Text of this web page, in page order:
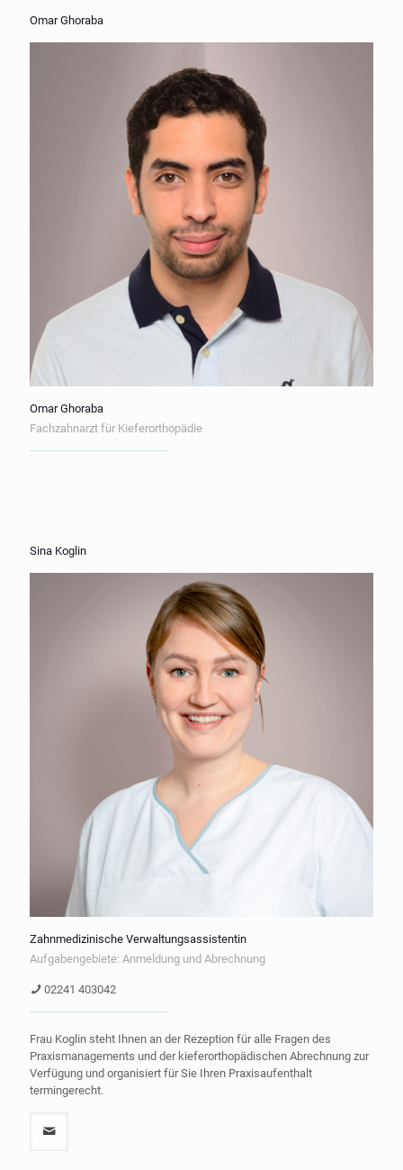
Omar Ghoraba
Omar Ghoraba
Fachzahnarzt für Kieferorthopädie
Sina Koglin
Zahnmedizinische Verwaltungsassistentin
Aufgabengebiete: Anmeldung und Abrechnung
02241 403042
Frau Koglin steht Ihnen an der Rezeption für alle Fragen des
Praxismanagements und der kieferorthopädischen Abrechnung zur
Verfügung und organisiert für Sie Ihren Praxisaufenthalt
termingerecht.